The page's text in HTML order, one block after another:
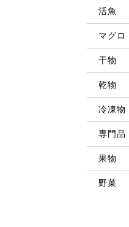
活魚
マグロ
干物
乾物
冷凍物
専門品
果物
野菜